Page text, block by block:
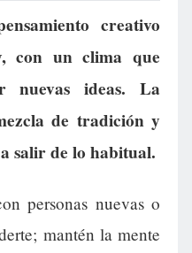
creativo
con un clima que
nuevas ideas. La
de tradición y
salir de lo habitual.
personas nuevas o
mantén la mente